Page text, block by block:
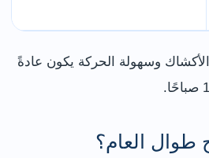
وسهولة الحركة يكون عادةً
العام؟